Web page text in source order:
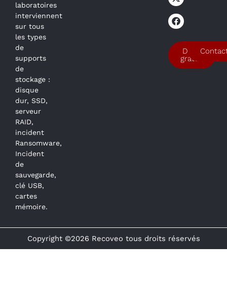
laboratoires
interviennent
sur tous
les types
de
supports
de
stockage :
disque
dur, SSD,
serveur
RAID,
incident
Ransomware,
Incident
de
sauvegarde,
clé USB,
cartes
mémoire.
Devis
gratuit
Copyright ©2026 Recoveo tous droits réservés